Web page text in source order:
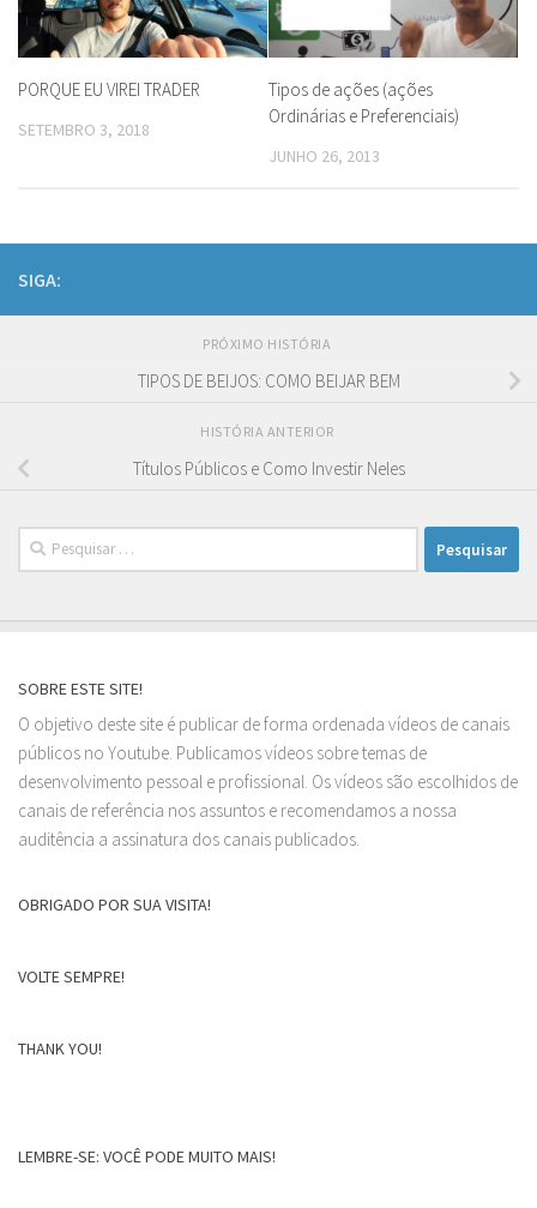
PORQUE EU VIREI TRADER
SETEMBRO 3, 2018
Tipos de ações (ações
Ordinárias e Preferenciais)
JUNHO 26, 2013
SIGA:
PRÓXIMO HISTÓRIA
TIPOS DE BEIJOS: COMO BEIJAR BEM
HISTÓRIA ANTERIOR
Títulos Públicos e Como Investir Neles
Pesquisar
por:
SOBRE ESTE SITE!
O objetivo deste site é publicar de forma ordenada vídeos de canais
públicos no Youtube. Publicamos vídeos sobre temas de
desenvolvimento pessoal e profissional. Os vídeos são escolhidos de
canais de referência nos assuntos e recomendamos a nossa
auditência a assinatura dos canais publicados.
OBRIGADO POR SUA VISITA!
VOLTE SEMPRE!
THANK YOU!
LEMBRE-SE: VOCÊ PODE MUITO MAIS!